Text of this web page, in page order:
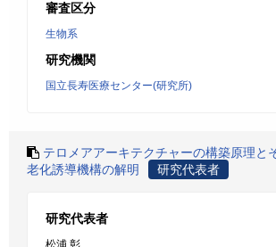
審査区分
生物系
研究機関
国立長寿医療センター(研究所)
テロメアアーキテクチャーの構築原理と
老化誘導機構の解明
研究代表者
研究代表者
松浦 彰